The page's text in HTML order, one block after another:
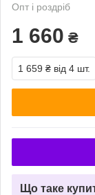
Опт і роздріб
1 660 ₴
1 659 ₴ від 4 шт.
Що таке